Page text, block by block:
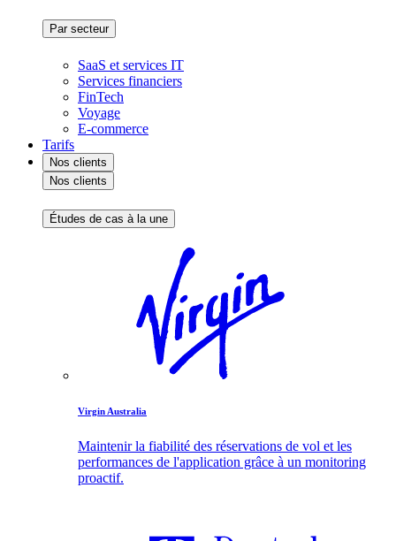
Par secteur
SaaS et services IT
Services financiers
FinTech
Voyage
E-commerce
Tarifs
Nos clients
Nos clients
Études de cas à la une
Virgin Australia
Maintenir la fiabilité des réservations de vol et les
performances de l'application grâce à un monitoring
proactif.